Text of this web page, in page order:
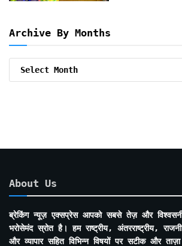
Archive By Months
About Us
ब्रेकिंग न्यूज़ एक्सप्रेस आपको सबसे तेज़ और
भरोसेमंद स्रोत है। हम राष्ट्रीय, अंतरराष्ट्रीय,
और व्यापार सहित विभिन्न विषयों पर सटीक और